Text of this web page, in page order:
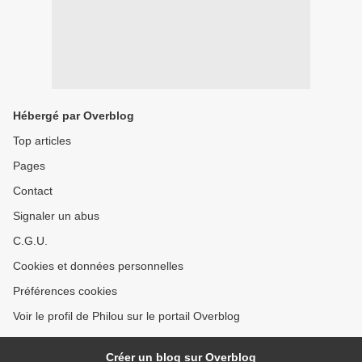
Hébergé par Overblog
Top articles
Pages
Contact
Signaler un abus
C.G.U.
Cookies et données personnelles
Préférences cookies
Voir le profil de Philou sur le portail Overblog
Créer un blog sur Overblog